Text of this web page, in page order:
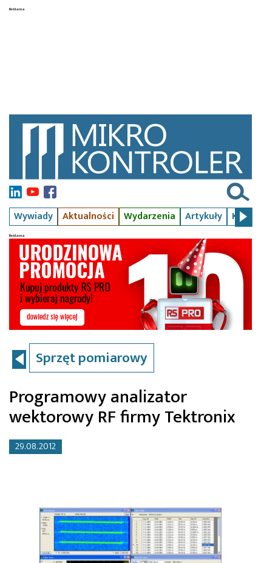
Wywiady Aktualności Wydarzenia Artykuły Kursy
Sprzęt pomiarowy
Programowy analizator
wektorowy RF firmy Tektronix
29.08.2012